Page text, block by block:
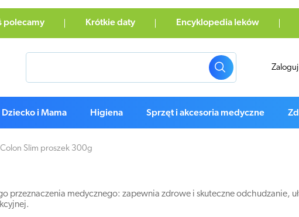
polecamy Krótkie daty Encyklopedia leków
Dziecko i Mama Higiena Sprzęt i akcesoria medyczne
Colon Slim proszek 300g
przeznaczenia medycznego: zapewnia zdrowe i skuteczne odchudzanie,